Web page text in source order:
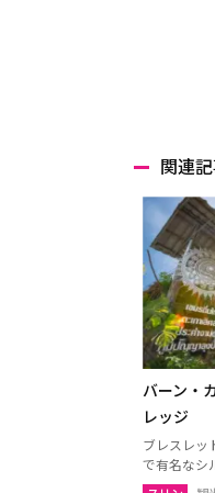
関連
バーン・
レッジ
ブレスレッ
で有名なシ